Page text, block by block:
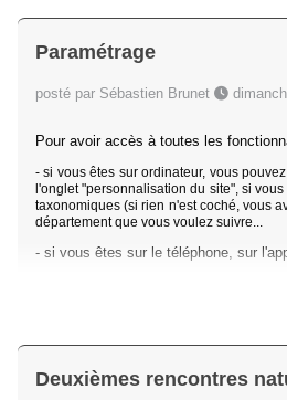
Paramétrage
posté par Sébastien Brunet
Pour avoir accès à toutes les
- si vous êtes sur ordinateur, vous
l'onglet "personnalisation du site", si
taxonomiques (si rien n'est coché, vous
département que vous voulez suivre...
- si vous êtes sur le téléphone, sur
Deuxièmes rencontres